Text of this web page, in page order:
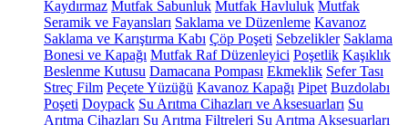
Kaydırmaz Mutfak Sabunluk Mutfak Havluluk Mutfak
Seramik ve Fayansları Saklama ve Düzenleme Kavanoz
Saklama ve Karıştırma Kabı Çöp Poşeti Sebzelikler Saklama
Bonesi ve Kapağı Mutfak Raf Düzenleyici Poşetlik Kaşıklık
Beslenme Kutusu Damacana Pompası Ekmeklik Sefer Tası
Streç Film Peçete Yüzüğü Kavanoz Kapağı Pipet Buzdolabı
Poşeti Doypack Su Arıtma Cihazları ve Aksesuarları Su
Arıtma Cihazları Su Arıtma Filtreleri Su Arıtma Aksesuarları